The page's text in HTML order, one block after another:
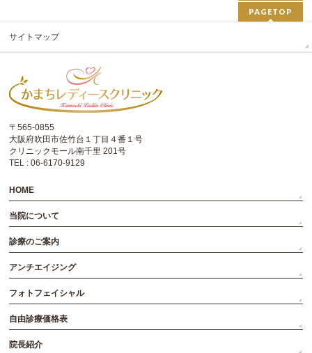
PAGETOP
サイトマップ
〒565-0855
大阪府吹田市佐竹台１丁目４番１号
クリニックモール南千里 201号
TEL : 06-6170-9129
HOME
当院について
診療のご案内
アンチエイジング
フォトフェイシャル
自由診療価格表
院長紹介